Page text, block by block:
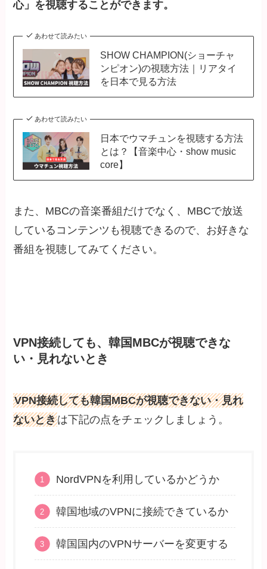
心」を視聴することができます。
あわせて読みたい
SHOW CHAMPION(ショーチャ
ンピオン)の視聴方法｜リアタイ
を日本で見る方法
あわせて読みたい
日本でウマチュンを視聴する方法
とは？【音楽中心・show music
core】
また、MBCの音楽番組だけでなく、MBCで放送
しているコンテンツも視聴できるので、お好きな
番組を視聴してみてください。
VPN接続しても、韓国MBCが視聴できな
い・見れないとき
VPN接続しても韓国MBCが視聴できない・見れ
ないときは下記の点をチェックしましょう。
NordVPNを利用しているかどうか
韓国地域のVPNに接続できているか
韓国国内のVPNサーバーを変更する